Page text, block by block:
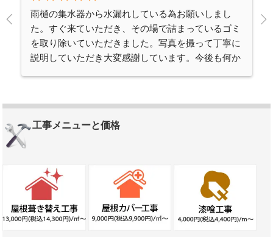
雨樋の集水器から水漏れしている為お願いしまし
た。すぐ来ていただき、その場で詰まっているゴミ
を取り除いていただきました。写真を撮って丁寧に
説明していただき大変感謝しています。今後も何か
工事メニューと価格